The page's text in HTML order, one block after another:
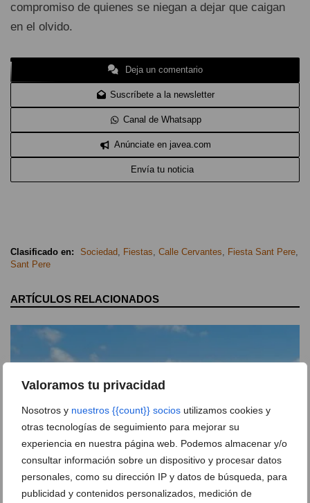
Valoramos tu privacidad
Nosotros y nuestros {{count}} socios utilizamos cookies y
otras tecnologías de seguimiento para mejorar su
experiencia en nuestra página web. Podemos almacenar y/o
consultar información sobre un dispositivo y procesar datos
personales, como su dirección IP y datos de búsqueda, para
publicidad y contenidos personalizados, medición de
compromiso de quienes se niegan a dejar que caigan
en el olvido.
Deja un comentario
Suscríbete a la newsletter
Canal de Whatsapp
Anúnciate en javea.com
Envía tu noticia
Clasificado en: Sociedad, Fiestas, Calle Cervantes, Fiesta Sant Pere,
Sant Pere
ARTÍCULOS RELACIONADOS